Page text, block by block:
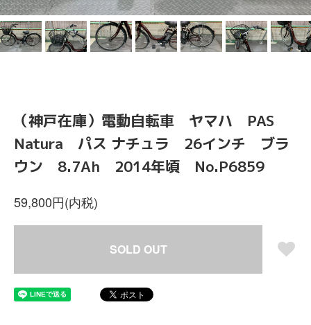
（神戸在庫）電動自転車 ヤマハ PAS
Natura パス ナチュラ 26インチ ブラ
ウン 8.7Ah 2014年頃 No.P6859
59,800円(内税)
SOLD OUT